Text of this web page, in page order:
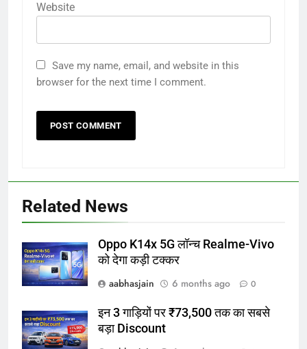
Website
Save my name, email, and website in this
browser for the next time I comment.
Related News
Oppo K14x 5G लॉन्च Realme-Vivo
को देगा कड़ी टक्कर
aabhasjain
6 months ago 0
इन 3 गाड़ियों पर ₹73,500 तक का सबसे
बड़ा Discount